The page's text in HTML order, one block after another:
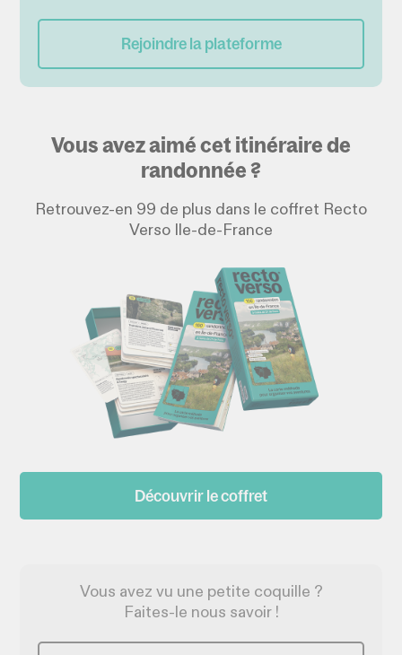
Rejoindre la plateforme
Vous avez aimé cet itinéraire de
randonnée ?
Retrouvez-en 99 de plus dans le coffret Recto
Verso Ile-de-France
Découvrir le coffret
Vous avez vu une petite coquille ?
Faites-le nous savoir !